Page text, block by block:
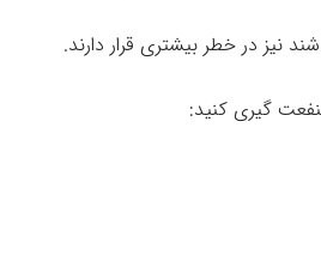
نیز در خطر بیشتری قرار دارند.